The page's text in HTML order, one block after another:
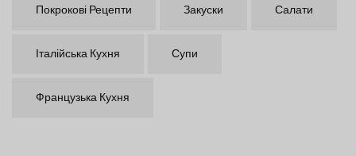
Покрокові Рецепти Закуски Салати
Італійська Кухня Супи
Французька Кухня